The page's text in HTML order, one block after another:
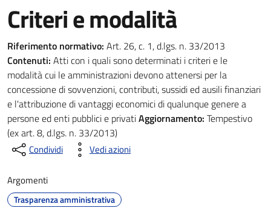
Criteri e modalità
Riferimento normativo: Art. 26, c. 1, d.lgs. n. 33/2013
Contenuti: Atti con i quali sono determinati i criteri e le
modalità cui le amministrazioni devono attenersi per la
concessione di sovvenzioni, contributi, sussidi ed ausili finanziari
e l'attribuzione di vantaggi economici di qualunque genere a
persone ed enti pubblici e privatiAggiornamento: Tempestivo
(ex art. 8, d.lgs. n. 33/2013)
Condividi Vedi azioni
Argomenti
Trasparenza amministrativa